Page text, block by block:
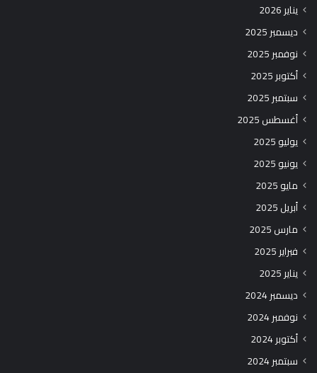
يناير 2026
ديسمبر 2025
نوفمبر 2025
أكتوبر 2025
سبتمبر 2025
أغسطس 2025
يوليو 2025
يونيو 2025
مايو 2025
أبريل 2025
مارس 2025
فبراير 2025
يناير 2025
ديسمبر 2024
نوفمبر 2024
أكتوبر 2024
سبتمبر 2024